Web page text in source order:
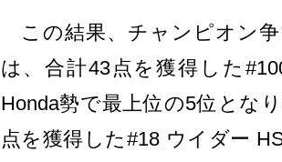
この結果、チャンピオン
は、合計43点を獲得した
Honda勢で最上位の5位とな
点を獲得した#18 ウイダー